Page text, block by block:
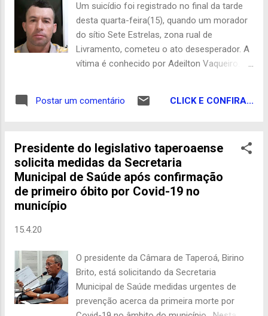
Segundo Dr. Bem Sirak, o hospital procedeu
fazendo a coleta para teste de Covid-19 no
paciente e as amostras foram
encaminhadas para o Lacen, com resultado
previsto para a qualquer momento. O diretor
entretanto, que como seu quadro de saúde
Um suicídio foi registrado no final da tarde
desta quarta-feira(15), quando um morador
do sítio Sete Estrelas, zona rual de
Livramento, cometeu o ato desesperador. A
vítima é conhecido por Adeilton Vaqueiro.
Postar um comentário CLICK E CONFIRA...
Presidente do legislativo taperoaense
solicita medidas da Secretaria
Municipal de Saúde após confirmação
de primeiro óbito por Covid-19 no
município
15.4.20
O presidente da Câmara de Taperoá, Birino
Brito, está solicitando da Secretaria
Municipal de Saúde medidas urgentes de
prevenção acerca da primeira morte por